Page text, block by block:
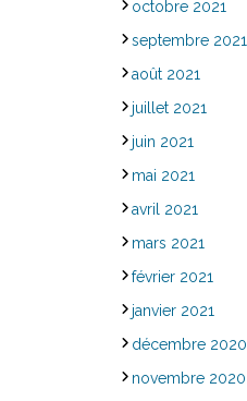
octobre 2021
septembre 2021
août 2021
juillet 2021
juin 2021
mai 2021
avril 2021
mars 2021
février 2021
janvier 2021
décembre 2020
novembre 2020